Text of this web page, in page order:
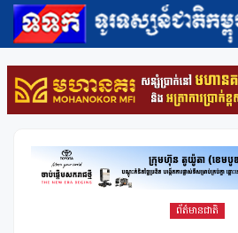
ព័ត៌មានជាតិ